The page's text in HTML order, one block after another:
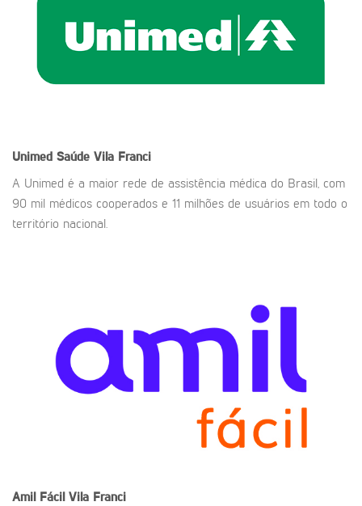
Unimed Saúde Vila Franci
A Unimed é a maior rede de assistência médica do Brasil, com
90 mil médicos cooperados e 11 milhões de usuários em todo o
território nacional.
Amil Fácil Vila Franci